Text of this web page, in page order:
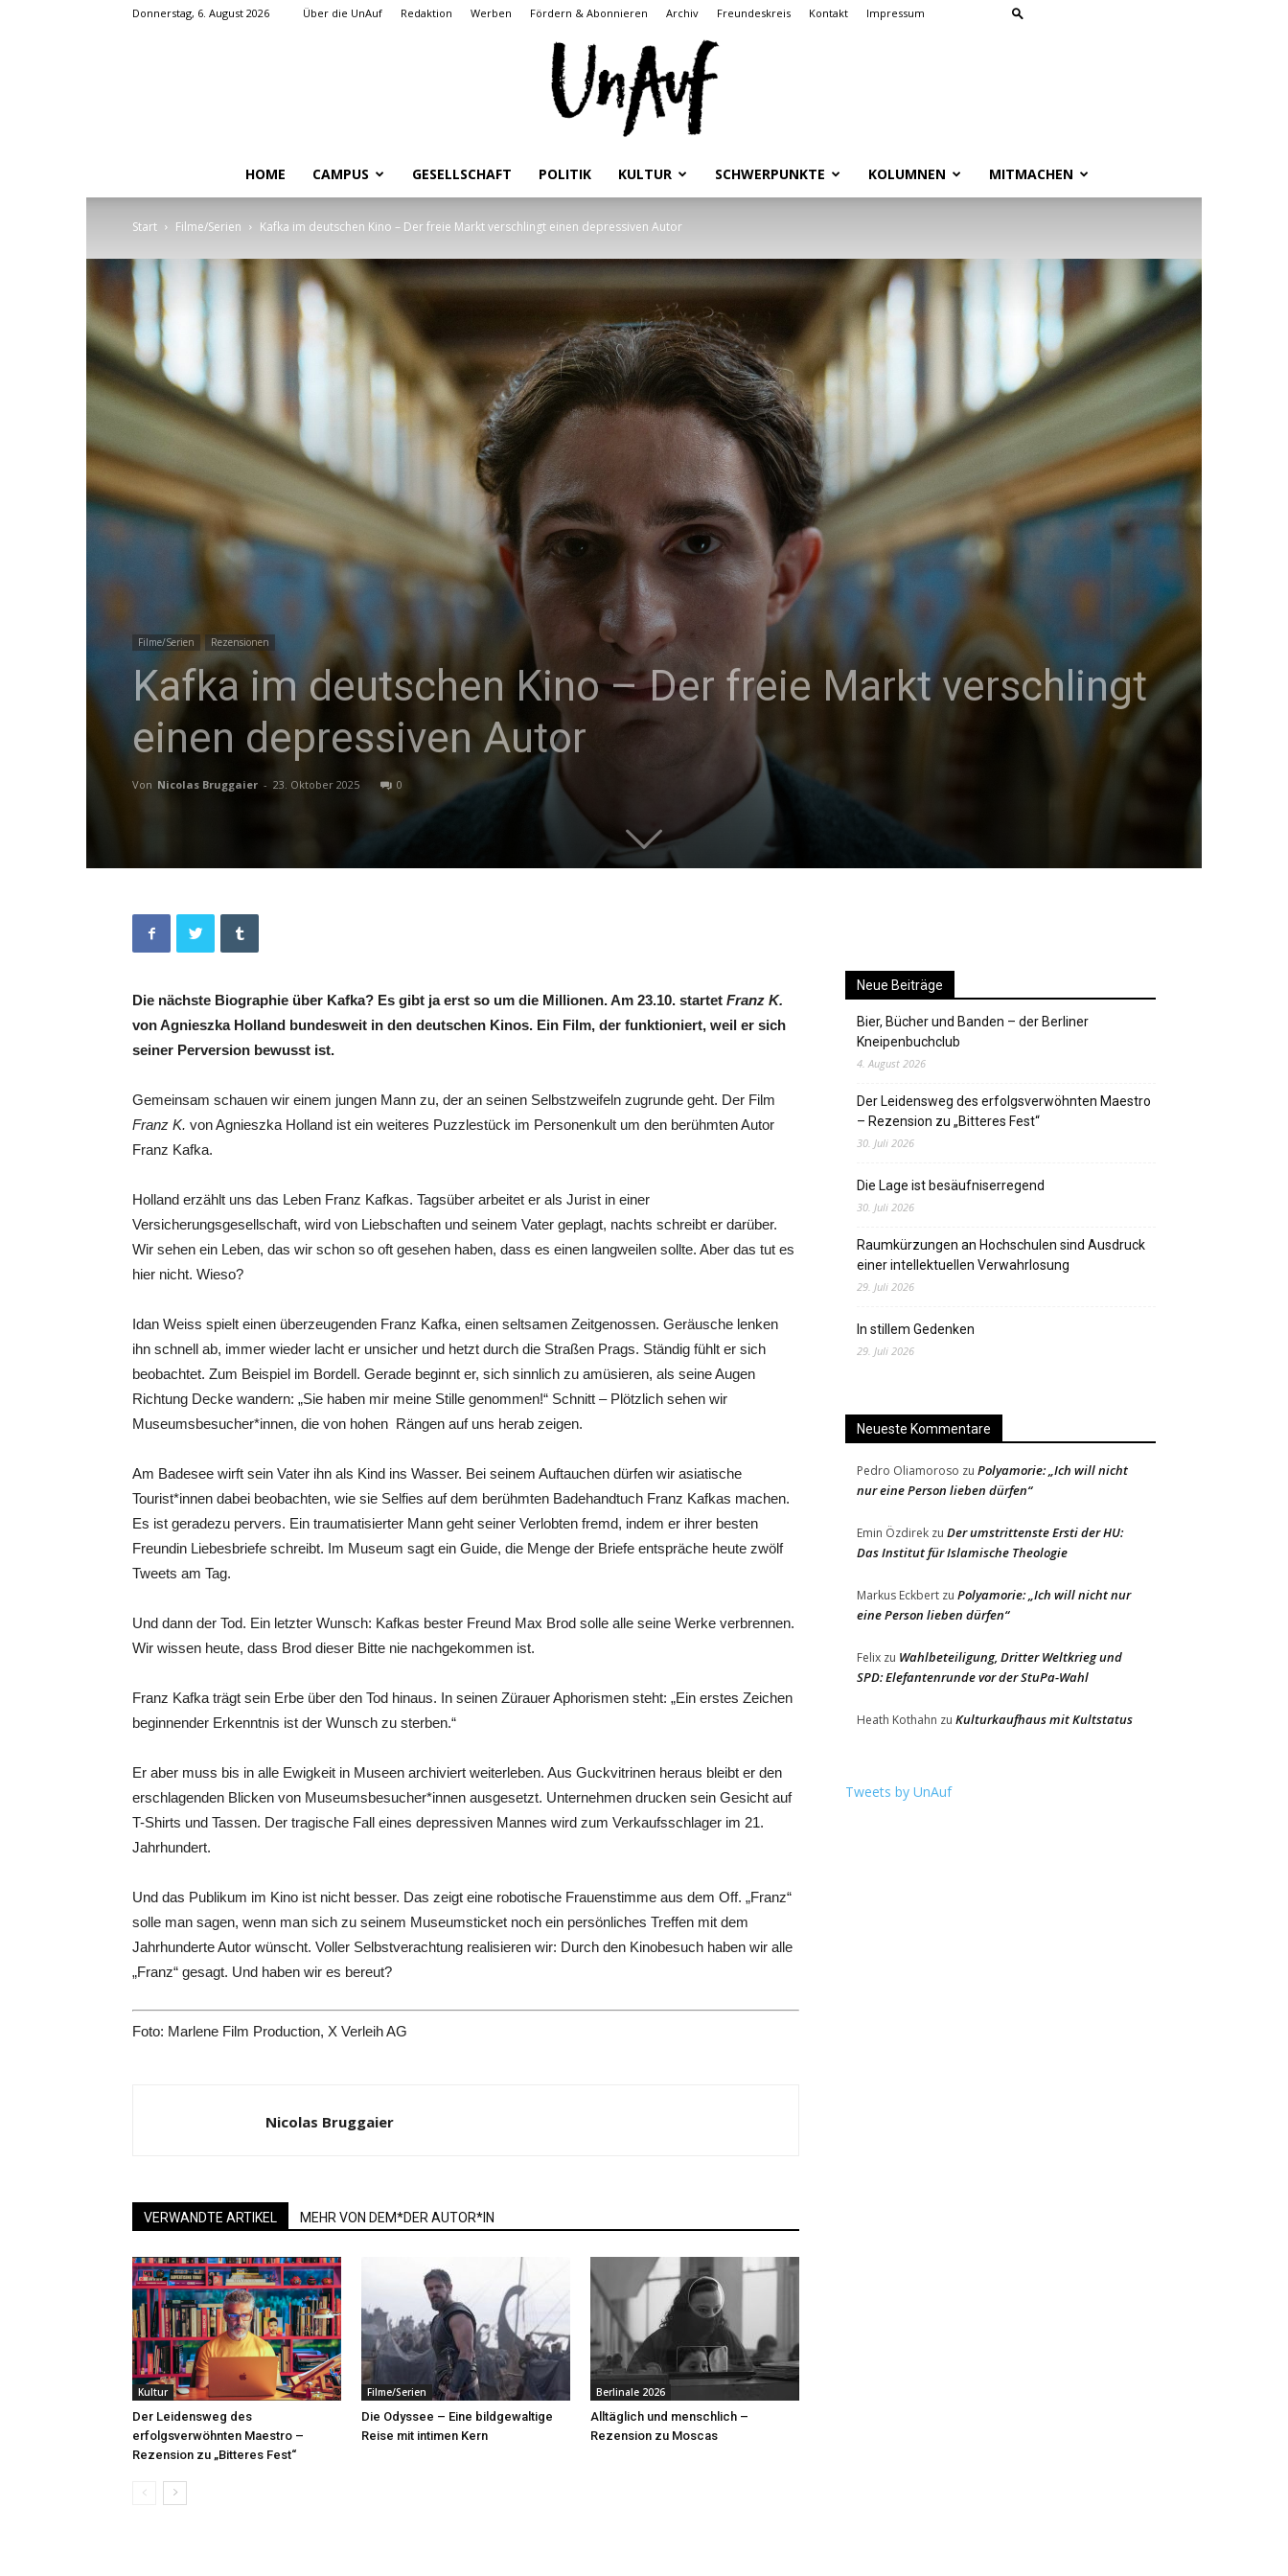
Donnerstag, 6. August 2026 Über die UnAuf Redaktion Werben Fördern & Abonnieren Archiv Freundeskreis Kontakt Impressum
ONLINE
Studierendenzeitung
HU
HOME CAMPUS GESELLSCHAFT POLITIK KULTUR SCHWERPUNKTE KOLUMNEN MITMACHEN
Start Filme/Serien Kafka im deutschen Kino – Der freie Markt verschlingt einen depressiven Autor
Filme/Serien Rezensionen
Kafka im deutschen Kino – Der freie Markt verschlingt
einen depressiven Autor
Von Nicolas Bruggaier - 23. Oktober 2025 0
Die nächste Biographie über Kafka? Es gibt ja erst so um die Millionen. Am 23.10. startet Franz K.
vonAgnieszka Holland bundesweit in den deutschen Kinos. Ein Film, der funktioniert, weil er sich
seiner Perversion bewusst ist.
Gemeinsam schauen wir einem jungen Mann zu, der an seinen Selbstzweifeln zugrunde geht. Der Film
Franz K. von Agnieszka Holland ist ein weiteres Puzzlestück im Personenkult um den berühmten Autor
Franz Kafka.
Holland erzählt uns das Leben Franz Kafkas. Tagsüber arbeitet er als Jurist in einer
Versicherungsgesellschaft, wird von Liebschaften und seinem Vater geplagt, nachts schreibt er darüber.
Wir sehen ein Leben, das wir schon so oft gesehen haben, dass es einen langweilen sollte. Aber das tut es
hier nicht. Wieso?
Idan Weiss spielt einen überzeugenden Franz Kafka, einen seltsamen Zeitgenossen. Geräusche lenken
ihn schnell ab, immer wieder lacht er unsicher und hetzt durch die Straßen Prags. Ständig fühlt er sich
beobachtet. Zum Beispiel im Bordell. Gerade beginnt er, sich sinnlich zu amüsieren, als seine Augen
Richtung Decke wandern: „Sie haben mir meine Stille genommen!“ Schnitt – Plötzlich sehen wir
Museumsbesucher*innen, die von hohen Rängen auf uns herab zeigen.
Am Badesee wirft sein Vater ihn als Kind ins Wasser. Bei seinem Auftauchen dürfen wir asiatische
Tourist*innen dabei beobachten, wie sie Selfies auf dem berühmten Badehandtuch Franz Kafkas machen.
Es ist geradezu pervers. Ein traumatisierter Mann geht seiner Verlobten fremd, indem er ihrer besten
Freundin Liebesbriefe schreibt. Im Museum sagt ein Guide, die Menge der Briefe entspräche heute zwölf
Tweets am Tag.
Und dann der Tod. Ein letzter Wunsch: Kafkas bester Freund Max Brod solle alle seine Werke verbrennen.
Wir wissen heute, dass Brod dieser Bitte nie nachgekommen ist.
Franz Kafka trägt sein Erbe über den Tod hinaus. In seinen Zürauer Aphorismen steht: „Ein erstes Zeichen
beginnender Erkenntnis ist der Wunsch zu sterben.“
Er aber muss bis in alle Ewigkeit in Museen archiviert weiterleben. Aus Guckvitrinen heraus bleibt er den
erschlagenden Blicken von Museumsbesucher*innen ausgesetzt. Unternehmen drucken sein Gesicht auf
T-Shirts und Tassen. Der tragische Fall eines depressiven Mannes wird zum Verkaufsschlager im 21.
Jahrhundert.
Und das Publikum im Kino ist nicht besser. Das zeigt eine robotische Frauenstimme aus dem Off. „Franz“
solle man sagen, wenn man sich zu seinem Museumsticket noch ein persönliches Treffen mit dem
Jahrhunderte Autor wünscht. Voller Selbstverachtung realisieren wir: Durch den Kinobesuch haben wir alle
„Franz“ gesagt. Und haben wir es bereut?
Foto: Marlene Film Production, X Verleih AG
Nicolas Bruggaier
VERWANDTE ARTIKEL MEHR VON DEM*DER AUTOR*IN
Kultur
Der Leidensweg des
erfolgsverwöhnten Maestro –
Rezension zu „Bitteres Fest“
Filme/Serien
Die Odyssee – Eine bildgewaltige
Reise mit intimen Kern
Berlinale 2026
Alltäglich und menschlich –
Rezension zu Moscas
Neue Beiträge
Bier, Bücher und Banden – der Berliner
Kneipenbuchclub
4. August 2026
Der Leidensweg des erfolgsverwöhnten Maestro
– Rezension zu „Bitteres Fest“
30. Juli 2026
Die Lage ist besäufniserregend
30. Juli 2026
Raumkürzungen an Hochschulen sind Ausdruck
einer intellektuellen Verwahrlosung
29. Juli 2026
In stillem Gedenken
29. Juli 2026
Neueste Kommentare
Pedro Oliamoroso zu Polyamorie: „Ich will nicht
nur eine Person lieben dürfen“
Emin Özdirek zu Der umstrittenste Ersti der HU:
Das Institut für Islamische Theologie
Markus Eckbert zu Polyamorie: „Ich will nicht nur
eine Person lieben dürfen“
Felix zu Wahlbeteiligung, Dritter Weltkrieg und
SPD: Elefantenrunde vor der StuPa-Wahl
Heath Kothahn zu Kulturkaufhaus mit Kultstatus
Tweets by UnAuf